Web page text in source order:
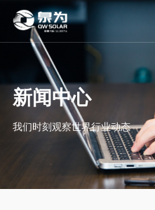
新闻中心
我们时刻观察世界行业动态